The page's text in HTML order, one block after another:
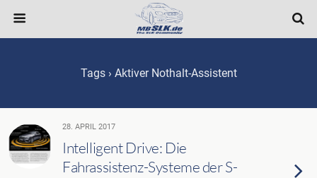
Tags › Aktiver Nothalt-Assistent
28. APRIL 2017
Intelligent Drive: Die
Fahrassistenz-Systeme der S-